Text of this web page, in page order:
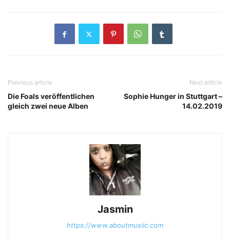
Previous article
Die Foals veröffentlichen
gleich zwei neue Alben
Next article
Sophie Hunger in Stuttgart –
14.02.2019
Jasmin
https://www.aboutmusiic.com